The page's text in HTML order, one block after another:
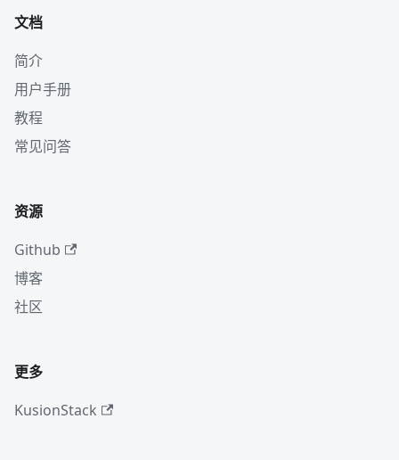
文档
简介
用户手册
教程
常见问答
资源
Github
博客
社区
更多
KusionStack